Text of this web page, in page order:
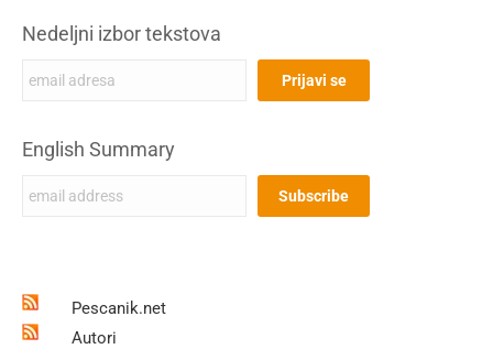
Nedeljni izbor tekstova
English Summary
Pescanik.net
Autori